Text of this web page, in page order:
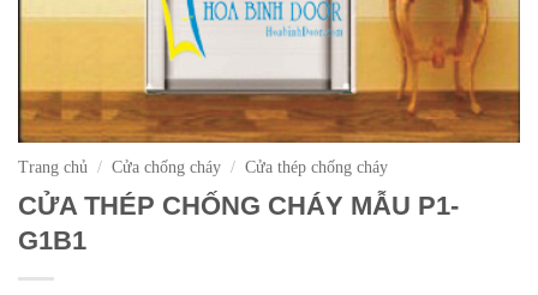
Trang chủ / Cửa chống cháy / Cửa thép chống cháy
CỬA THÉP CHỐNG CHÁY MẪU P1-
G1B1